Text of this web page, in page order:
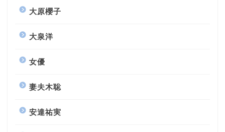
大原櫻子
大泉洋
女優
妻夫木聡
安達祐実